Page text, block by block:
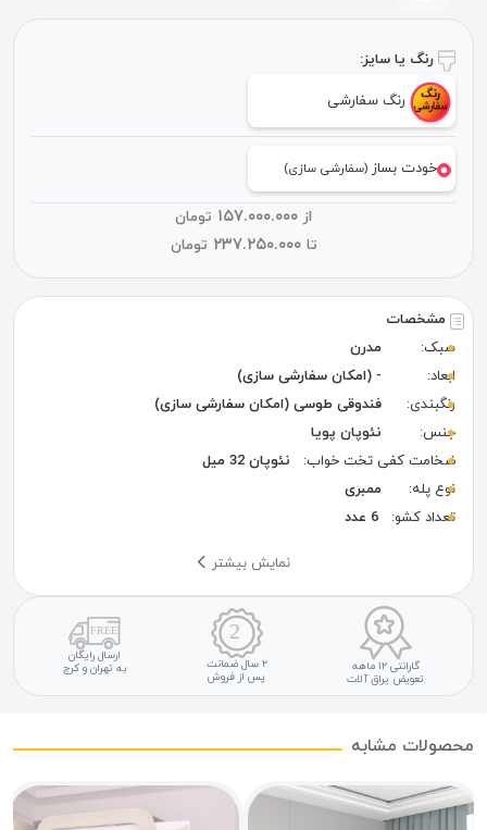
مشخصات
سبک:
مدرن
ابعاد:
- (امکان سفارشی سازی)
رنگبندی:
فندوقی طوسی (امکان سفارشی سازی)
جنس:
نئوپان پویا
ضخامت کفی تخت خواب:
نئوپان 32 میل
نوع پله:
ممبری
تعداد کشو:
6 عدد
نمایش بیشتر
گارانتی ۱۲ ماهه
تعویض یراق آلات
۲ سال ضمانت
پس از فروش
ارسال رایگان
به تهران و کرج
رنگ یا سایز:
رنگ سفارشی
خودت بساز(سفارشی سازی)
از۱۵۷.۰۰۰.۰۰۰
تومان
تا ۲۳۷.۲۵۰.۰۰۰ تومان
محصولات مشابه